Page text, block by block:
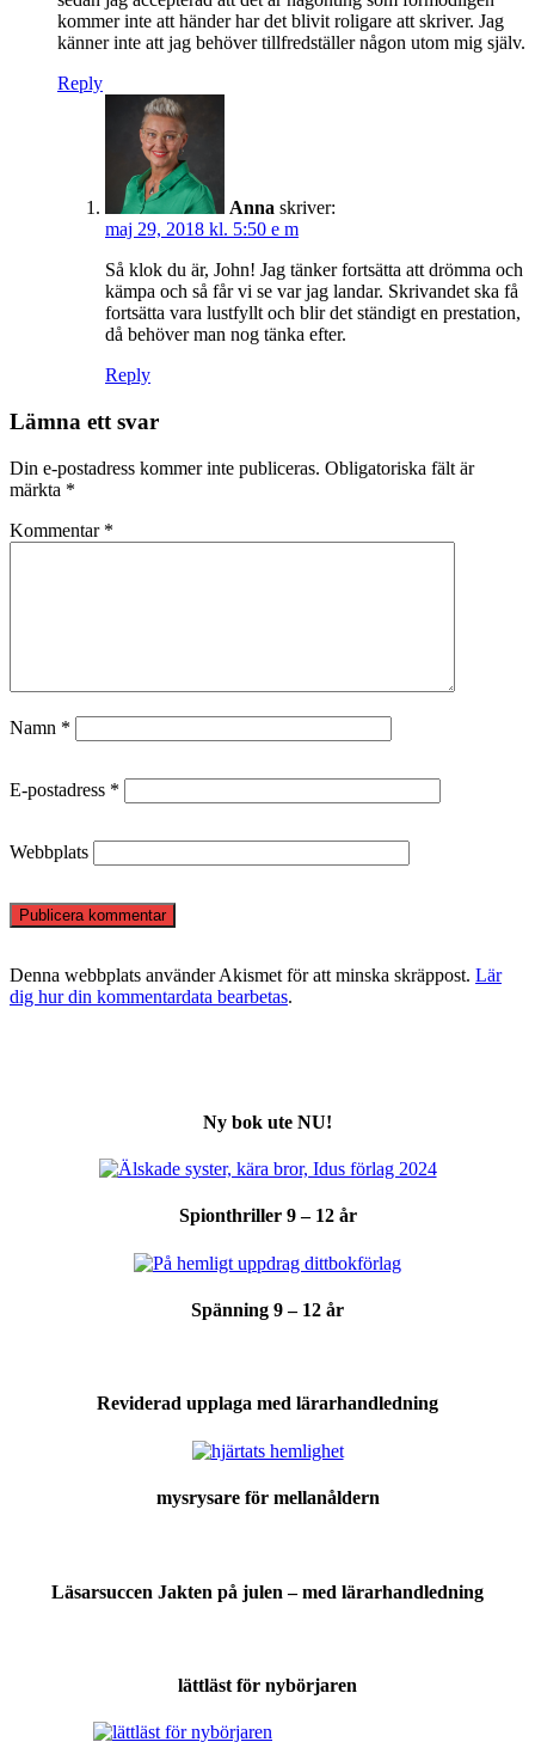
kommer inte att händer har det blivit roligare att skriver. Jag
känner inte att jag behöver tillfredställer någon utom mig själv.
Reply
Anna skriver:
maj 29, 2018 kl. 5:50 e m
Så klok du är, John! Jag tänker fortsätta att drömma och
kämpa och så får vi se var jag landar. Skrivandet ska få
fortsätta vara lustfyllt och blir det ständigt en prestation,
då behöver man nog tänka efter.
Reply
Lämna ett svar
Din e-postadress kommer inte publiceras. Obligatoriska fält är
märkta *
Kommentar *
Namn *
E-postadress *
Webbplats
Denna webbplats använder Akismet för att minska skräppost. Lär
dig hur din kommentardata bearbetas.
Ny bok ute NU!
Spionthriller 9 – 12 år
Spänning 9 – 12 år
Reviderad upplaga med lärarhandledning
mysrysare för mellanåldern
Läsarsuccen Jakten på julen – med lärarhandledning
lättläst för nybörjaren